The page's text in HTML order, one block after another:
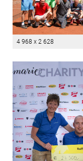
4 968 x 2 628